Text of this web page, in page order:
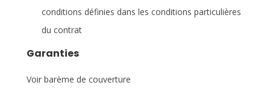
conditions définies dans les conditions particulières
du contrat
Garanties
Voir barème de couverture